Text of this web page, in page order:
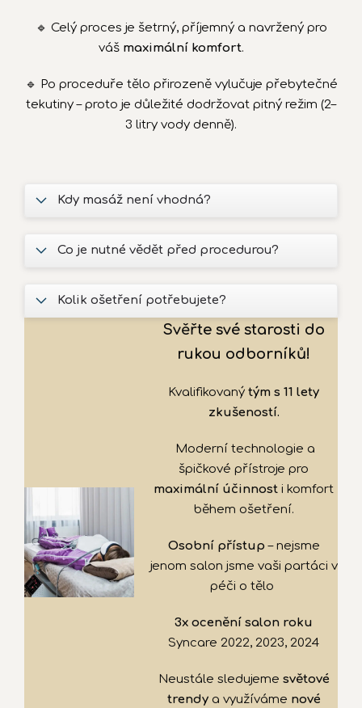
🔹 Celý proces je šetrný, příjemný a navržený pro
váš maximální komfort.
🔹 Po proceduře tělo přirozeně vylučuje přebytečné
tekutiny – proto je důležité dodržovat pitný režim (2–
3 litry vody denně).
Kdy masáž není vhodná?
Co je nutné vědět před procedurou?
Kolik ošetření potřebujete?
Svěřte své starosti do
rukou odborníků!
Kvalifikovanýtým s 11 lety
zkušeností.
Moderní technologie a
špičkové přístroje pro
maximální účinnost i komfort
během ošetření.
Osobní přístup – nejsme
jenom salon jsme vaši partáci v
péči o tělo
3xocenění salon roku
Syncare 2022, 2023, 2024
Neustále sledujeme světové
trendya využíváme nové